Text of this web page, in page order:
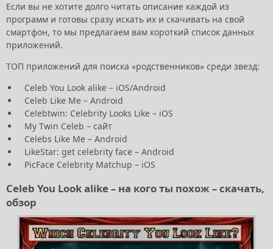
Если вы не хотите долго читать описание каждой из
программ и готовы сразу искать их и скачивать на свой
смартфон, то мы предлагаем вам короткий список данных
приложений.
ТОП приложений для поиска «родственников» среди звезд:
Celeb You Look alike – iOS/Android
Celeb Like Me – Android
Celebtwin: Celebrity Looks Like – iOS
My Twin Celeb – сайт
Celebs Like Me – Android
LikeStar: get celebrity face – Android
PicFace Celebrity Matchup – iOS
Celeb You Look alike – на кого ты похож – скачать,
обзор